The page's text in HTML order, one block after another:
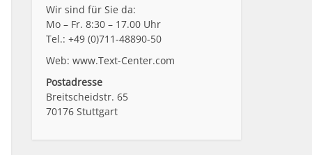
Wir sind für Sie da:
Mo – Fr. 8:30 – 17.00 Uhr
Tel.: +49 (0)711-48890-50
Web: www.Text-Center.com
Postadresse
Breitscheidstr. 65
70176 Stuttgart
Mit